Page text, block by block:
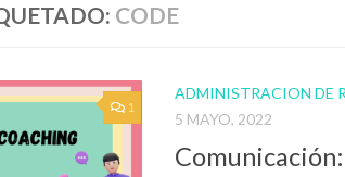
CODE
1
ADMINISTRACION DE
5 MAYO, 2022